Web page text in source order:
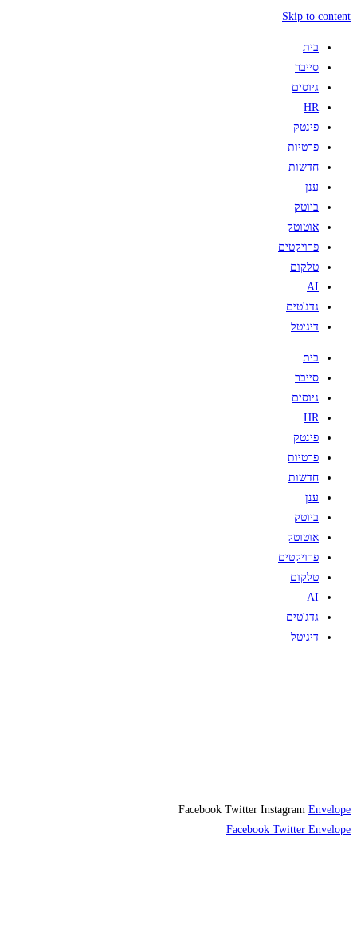
Skip to content
בית
סייבר
גיוסים
HR
פינטק
פרטיות
חדשות
ענן
ביוטק
אוטוטק
פרויקטים
טלקום
AI
גדג'טים
דיגיטל
בית
סייבר
גיוסים
HR
פינטק
פרטיות
חדשות
ענן
ביוטק
אוטוטק
פרויקטים
טלקום
AI
גדג'טים
דיגיטל
Facebook Twitter Instagram Envelope
Facebook Twitter Envelope